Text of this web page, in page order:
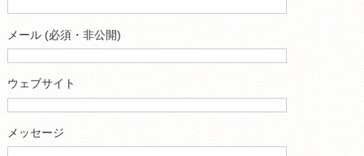
メール (必須・非公開)
ウェブサイト
メッセージ